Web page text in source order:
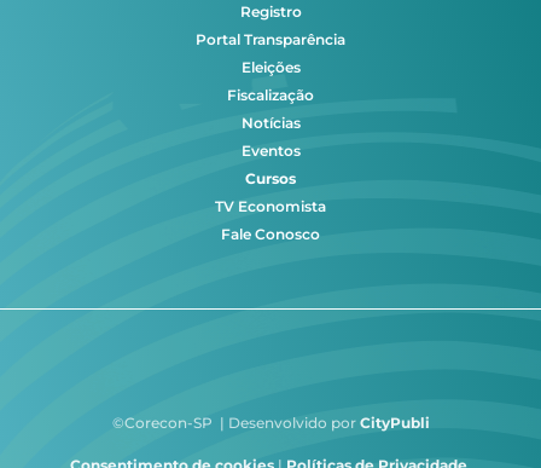
Registro
Portal Transparência
Eleições
Fiscalização
Notícias
Eventos
Cursos
TV Economista
Fale Conosco
©Corecon-SP | Desenvolvido por CityPubli